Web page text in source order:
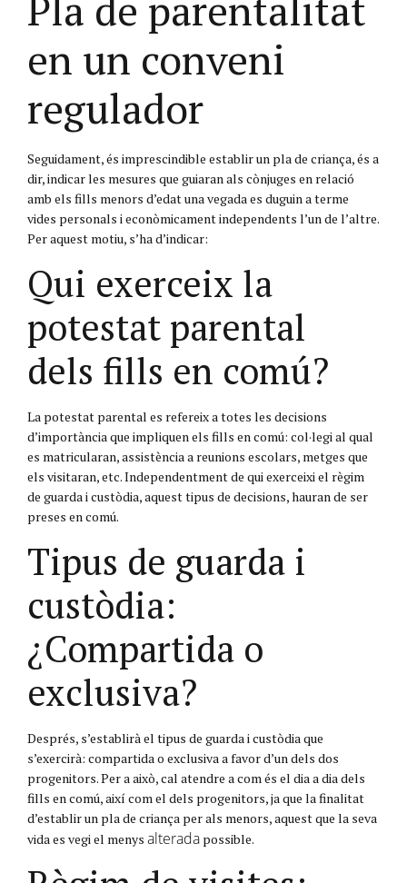
en un conveni
regulador
Seguidament, és imprescindible establir un pla de criança, és a
dir, indicar les mesures que guiaran als cònjuges en relació
amb els fills menors d’edat una vegada es duguin a terme
vides personals i econòmicament independents l’un de l’altre.
Per aquest motiu, s’ha d’indicar:
Qui exerceix la
potestat parental
dels fills en comú?
La potestat parental es refereix a totes les decisions
d’importància que impliquen els fills en comú: col·legi al qual
es matricularan, assistència a reunions escolars, metges que
els visitaran, etc. Independentment de qui exerceixi el règim
de guarda i custòdia, aquest tipus de decisions, hauran de ser
preses en comú.
Tipus de guarda i
custòdia:
¿Compartida o
exclusiva?
Després, s’establirà el tipus de guarda i custòdia que
s’exercirà: compartida o exclusiva a favor d’un dels dos
progenitors. Per a això, cal atendre a com és el dia a dia dels
fills en comú, així com el dels progenitors, ja que la finalitat
d’establir un pla de criança per als menors, aquest que la seva
vida es vegi el menys alterada possible.